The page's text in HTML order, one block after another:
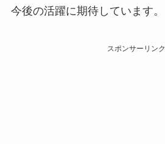
今後の活躍に期待しています。
スポンサーリンク